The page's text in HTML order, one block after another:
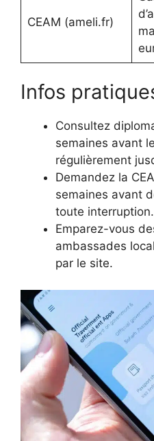
CEAM (ameli.fr)
Infos
Consultez
semaines avant
régulièrement
Demandez la
semaines avant
toute interruption.
Emparez-vous
ambassades
par le site.